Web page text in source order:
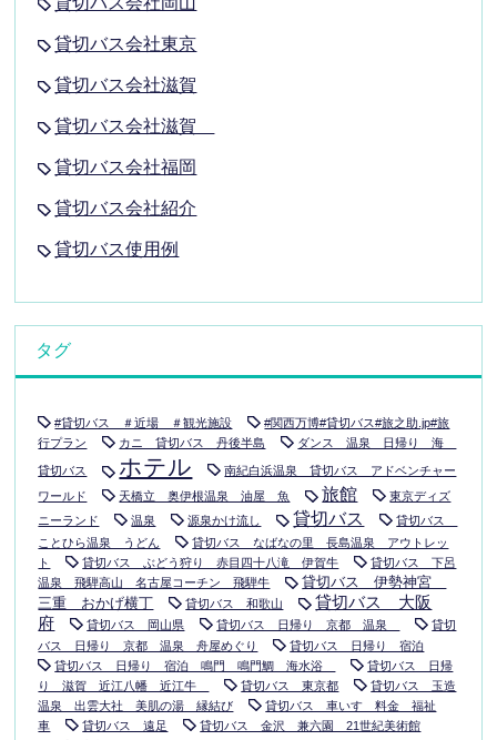
貸切バス会社東京
貸切バス会社滋賀
貸切バス会社滋賀
貸切バス会社福岡
貸切バス会社紹介
貸切バス使用例
タグ
#貸切バス ＃近場 ＃観光施設
#関西万博#貸切バス#旅之助.jp#旅
行プラン
カニ 貸切バス 丹後半島 ダンス 温泉 日帰り 海
貸切バス ホテル
南紀白浜温泉 貸切バス アドベンチャー
ワールド
天橋立 奥伊根温泉 油屋 魚 旅館
東京ディズ
ニーランド
温泉 源泉かけ流し 貸切バス
貸切バス
ことひら温泉 うどん
貸切バス なばなの里 長島温泉 アウトレッ
ト
貸切バス ぶどう狩り 赤目四十八滝 伊賀牛
貸切バス 下呂
温泉 飛騨高山 名古屋コーチン 飛騨牛
貸切バス 伊勢神宮
三重 おかげ横丁
貸切バス 和歌山
貸切バス 大阪
府
貸切バス 岡山県 貸切バス 日帰り 京都 温泉
貸切
バス 日帰り 京都 温泉 舟屋めぐり
貸切バス 日帰り 宿泊
貸切バス 日帰り 宿泊 鳴門 鳴門鯛 海水浴
貸切バス 日帰
り 滋賀 近江八幡 近江牛
貸切バス 東京都
貸切バス 玉造
温泉 出雲大社 美肌の湯 縁結び
貸切バス 車いす 料金 福祉
車
貸切バス 遠足 貸切バス 金沢 兼六園 21世紀美術館